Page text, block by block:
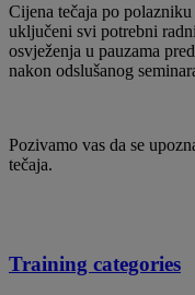
Cijena tečaja po polazniku
uključeni svi potrebni
osvježenja u pauzama
nakon odslušanog
Pozivamo vas da se
tečaja.
Training categories